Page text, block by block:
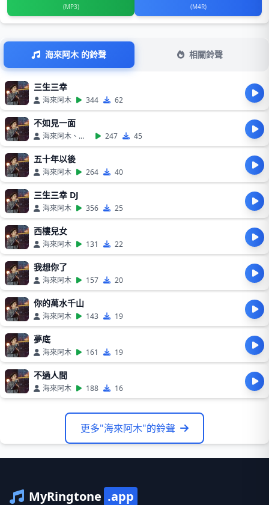
(MP3) (M4R)
海來阿木 的鈴聲 相關鈴聲
三生三幸
海來阿木 344 62
不如見一面
海來阿木、單依純 247 45
五十年以後
海來阿木 264 40
三生三幸 DJ
海來阿木 356 25
西樓兒女
海來阿木 131 22
我想你了
海來阿木 157 20
你的萬水千山
海來阿木 143 19
夢底
海來阿木 161 19
不過人間
海來阿木 188 16
更多"海來阿木"的鈴聲
MyRingtone .app